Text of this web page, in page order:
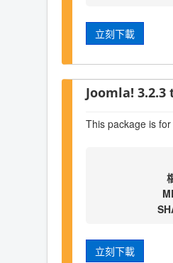
立刻下載
Joomla! 3.2.3
This package is
立刻下載